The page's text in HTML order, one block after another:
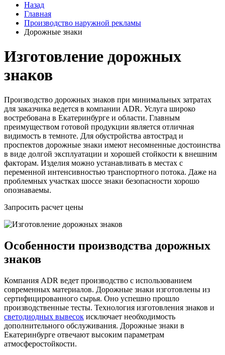
Назад
Главная
Производство наружной рекламы
Дорожные знаки
Изготовление дорожных
знаков
Производство дорожных знаков при минимальных затратах
для заказчика ведется в компании ADR. Услуга широко
востребована в Екатеринбурге и области. Главным
преимуществом готовой продукции является отличная
видимость в темноте. Для обустройства автострад и
проспектов дорожные знаки имеют несомненные достоинства
в виде долгой эксплуатации и хорошей стойкости к внешним
факторам. Изделия можно устанавливать в местах с
переменной интенсивностью транспортного потока. Даже на
проблемных участках шоссе знаки безопасности хорошо
опознаваемы.
Запросить расчет цены
Особенности производства дорожных
знаков
Компания ADR ведет производство с использованием
современных материалов. Дорожные знаки изготовлены из
сертифицированного сырья. Оно успешно прошло
производственные тесты. Технология изготовления знаков и
светодиодных вывесок исключает необходимость
дополнительного обслуживания. Дорожные знаки в
Екатеринбурге отвечают высоким параметрам
атмосферостойкости.